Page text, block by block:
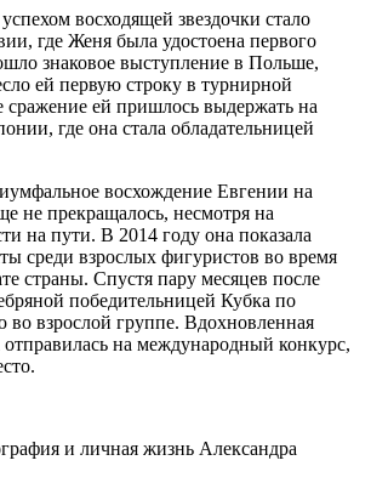
восходящей звездочки стало
где Женя была удостоена первого
знаковое выступление в Польше,
ей первую строку в турнирной
сражение ей пришлось выдержать на
где она стала обладательницей
восхождение Евгении на
не прекращалось, несмотря на
на пути. В 2014 году она показала
среди взрослых фигуристов во время
страны. Спустя пару месяцев после
победительницей Кубка по
взрослой группе. Вдохновленная
на международный конкурс,
и личная жизнь Александра